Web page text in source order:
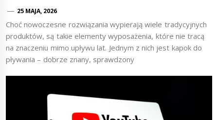
25 MAJA, 2026
Choć nowoczesne rozwiązania wypierają wiele tradycyjnych
produktów, są takie elementy wyposażenia, które nie tracą
na znaczeniu mimo upływu lat. Jednym z nich jest kapok do
pływania – dobrze znany, sprawdzony